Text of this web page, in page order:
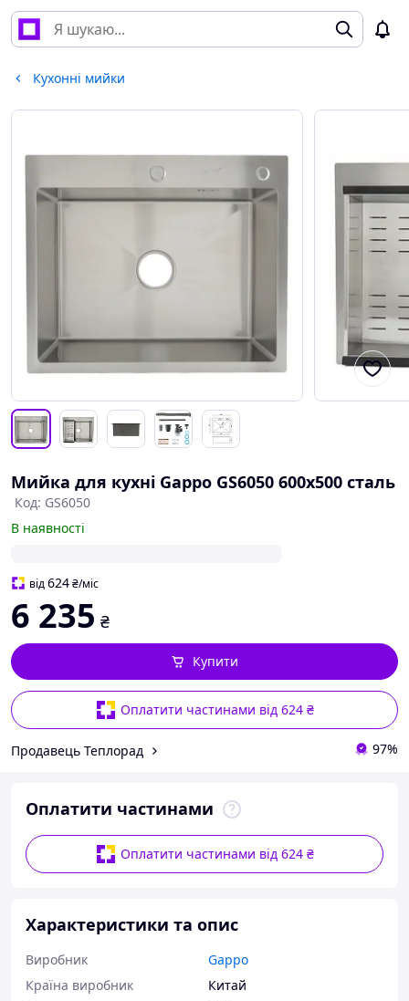
Кухонні мийки
Мийка для кухні Gappo GS6050 600x500 сталь
Код: GS6050
В наявності
від624₴/міс
6 235 ₴
Оплатити частинами від 624 ₴
Купити
Продавець Теплорад 97%
Оплатити частинами
Оплатити частинами від 624 ₴
Характеристики та опис
Виробник
Gappo
Країна виробник
Китай